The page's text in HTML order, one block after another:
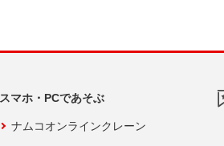
スマホ・PCであそぶ
ナムコオンラインクレーン